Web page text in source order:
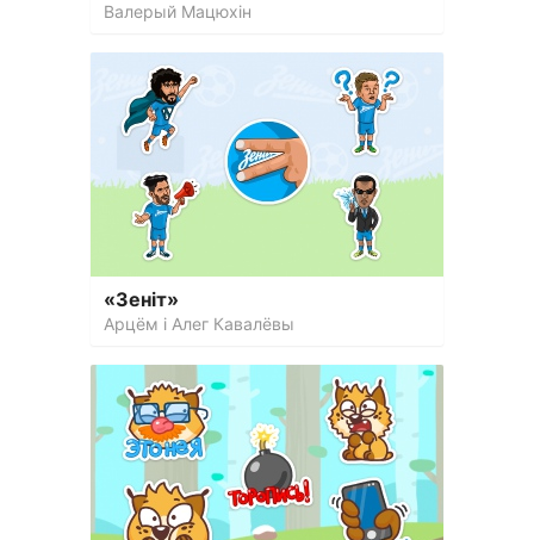
Валерый Мацюхін
«Зеніт»
Арцём і Алег Кавалёвы